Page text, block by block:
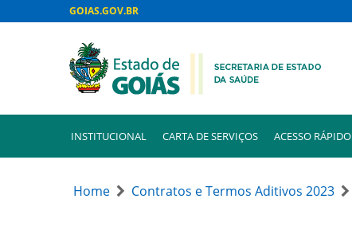
GOIAS.GOV.BR
INSTITUCIONAL CARTA DE SERVIÇOS ACESSO RÁPIDO
Home Contratos e Termos Aditivos 2023